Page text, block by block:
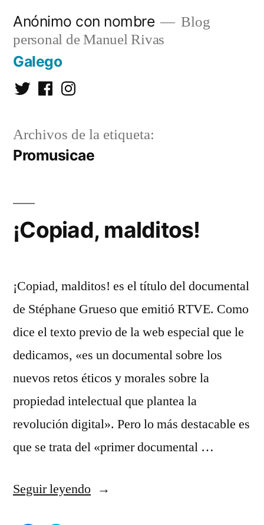
contenido
Anónimo con nombre
Blog
personal de Manuel Rivas
Galego
TwitterFacebookInstagram
Archivos de la etiqueta:
Promusicae
¡Copiad, malditos!
¡Copiad, malditos! es el título del documental
de Stéphane Grueso que emitió RTVE. Como
dice el texto previo de la web especial que le
dedicamos, «es un documental sobre los
nuevos retos éticos y morales sobre la
propiedad intelectual que plantea la
revolución digital». Pero lo más destacable es
que se trata del «primer documental …
Seguir leyendo«¡Copiad,